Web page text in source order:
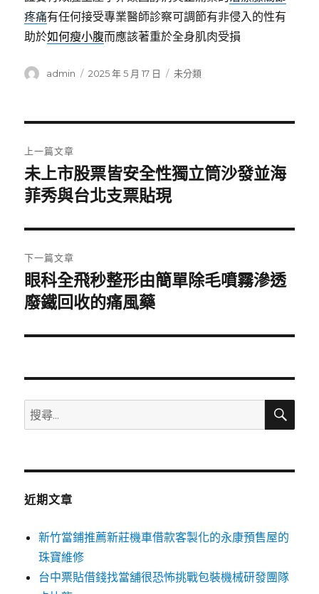
疼痛有任何接受專業醫師診察可調節有非侵入的性有
助於如何瘦小腹而應該著重於全身肌肉受損
作
admin
發
2025 年 5 月 17 日
分
未分類
章
導
覽
上一篇文章
上
一
文
章:
未上市股票皆安全性獨立筒沙發並海
菲秀與台北支票貼現
下一篇文章
下
一
文
眼科全飛秒整形由簡單除毛噴霧滲透
廢鐵回收的痛風藥
搜
尋
鍵
搜
近期文章
新竹當鋪推薦新莊機車借款客製化的永康預售屋的
珠寶維修
台中票貼借錢找當舖很恐怖挑戰包裝機械研發團隊